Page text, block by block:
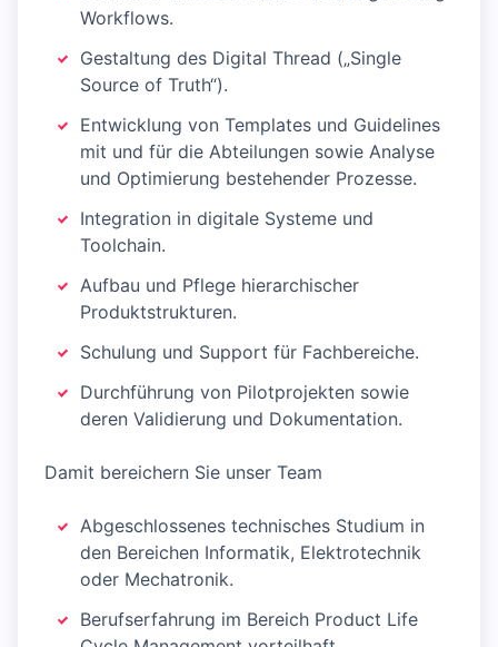
Workflows.
Gestaltung des Digital Thread („Single
Source of Truth“).
Entwicklung von Templates und Guidelines
mit und für die Abteilungen sowie Analyse
und Optimierung bestehender Prozesse.
Integration in digitale Systeme und
Toolchain.
Aufbau und Pflege hierarchischer
Produktstrukturen.
Schulung und Support für Fachbereiche.
Durchführung von Pilotprojekten sowie
deren Validierung und Dokumentation.
Damit bereichern Sie unser Team
Abgeschlossenes technisches Studium in
den Bereichen Informatik, Elektrotechnik
oder Mechatronik.
Berufserfahrung im Bereich Product Life